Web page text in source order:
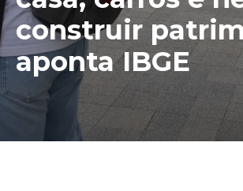
construir
aponta IBGE